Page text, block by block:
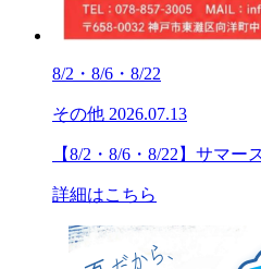
8/2・8/6・8/22
その他 2026.07.13
【8/2・8/6・8/22】サマー
詳細はこちら